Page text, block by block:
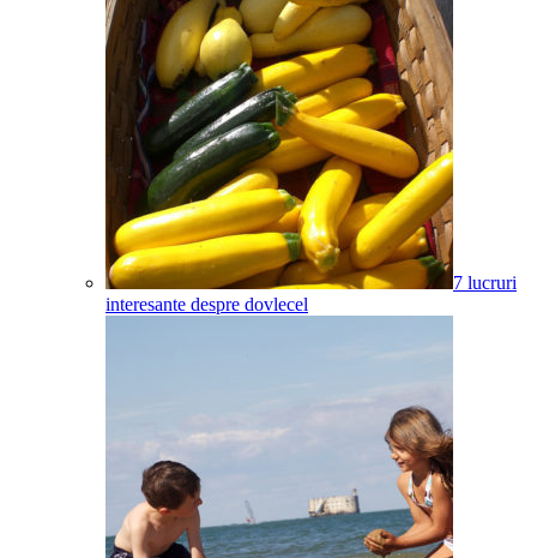
7 lucruri
interesante despre dovlecel